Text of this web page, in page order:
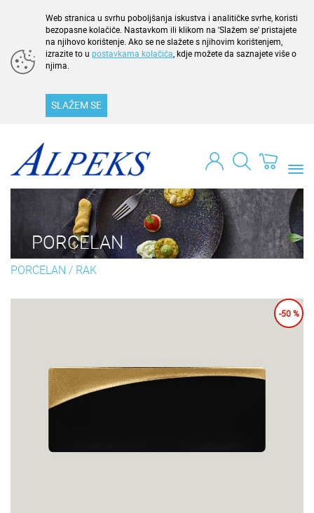
Web stranica u svrhu poboljšanja iskustva i analitičke svrhe, koristi
bezopasne kolačiće. Nastavkom ili klikom na 'Slažem se' pristajete
na njihovo korištenje. Ako se ne slažete s njihovim korištenjem,
izrazite to u postavkama kolačića , kdje možete da saznajete više o
njima.
SLAŽEM SE
PORCELAN
PORCELAN / RAK
-50 %